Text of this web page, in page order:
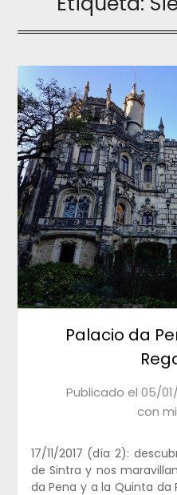
Palacio da
Publicado el 05/
con
17/11/2017 (día 2):
de Sintra y nos
da Pena y a la Quinta da